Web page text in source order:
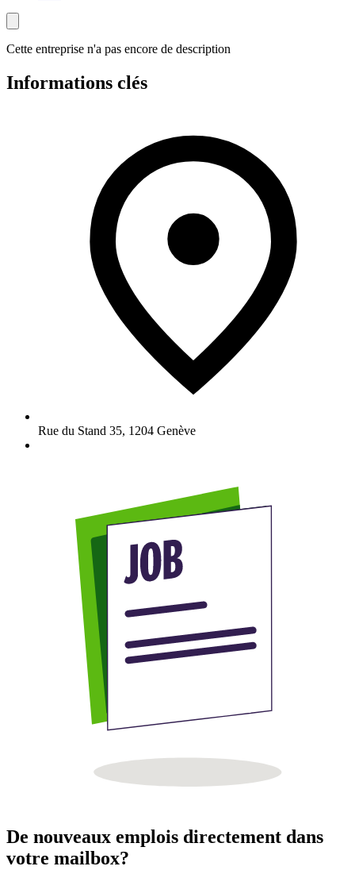
Cette entreprise n'a pas encore de description
Informations clés
Rue du Stand 35, 1204 Genève
De nouveaux emplois directement dans
votre mailbox?